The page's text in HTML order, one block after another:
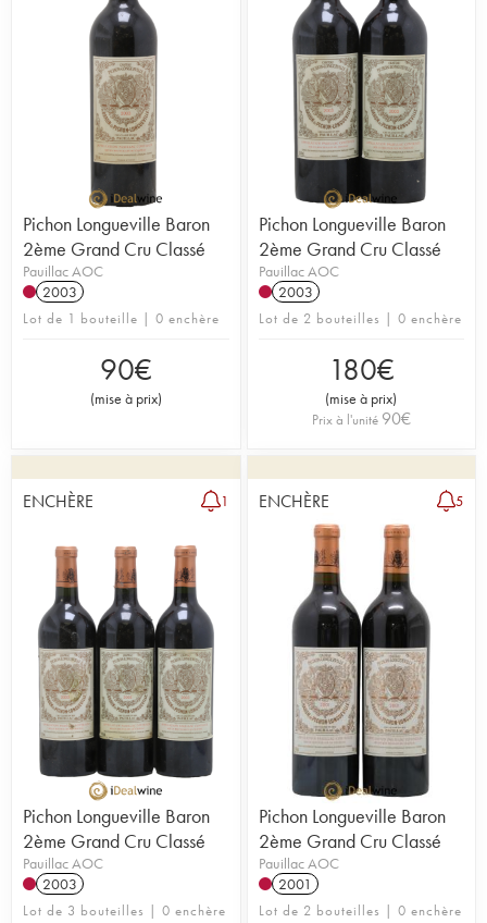
Pichon Longueville Baron
2ème Grand Cru Classé
Pauillac AOC
2003
Lot de 1 bouteille | 0 enchère
90€
(mise à prix)
Pichon Longueville Baron
2ème Grand Cru Classé
Pauillac AOC
2003
Lot de 2 bouteilles | 0 enchère
180€
(mise à prix)
Prix à l'unité 90€
ENCHÈRE 1
Pichon Longueville Baron
2ème Grand Cru Classé
Pauillac AOC
2003
Lot de 3 bouteilles | 0 enchère
ENCHÈRE 5
Pichon Longueville Baron
2ème Grand Cru Classé
Pauillac AOC
2001
Lot de 2 bouteilles | 0 enchère